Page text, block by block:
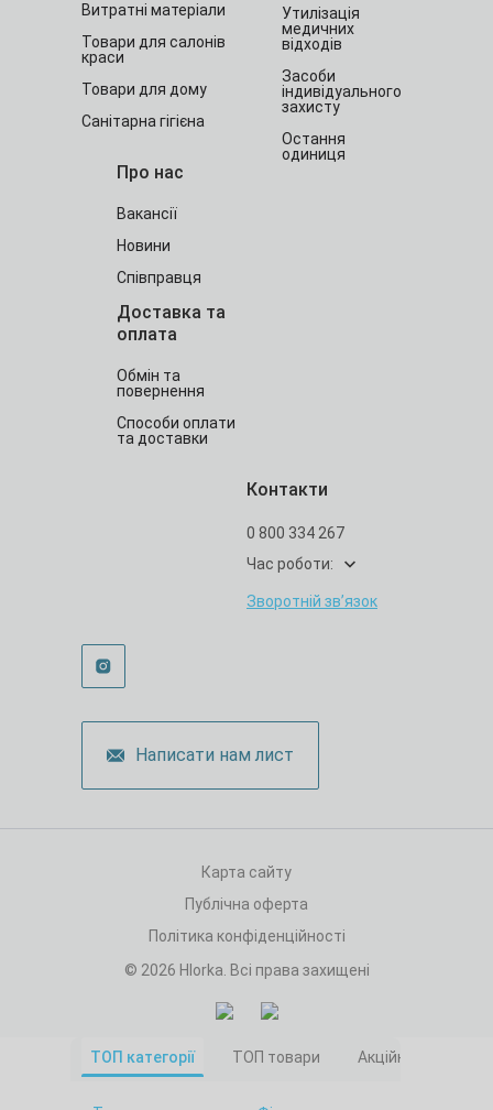
Написати нам лист
Витратні матеріали
Товари для салонів
краси
Товари для дому
Санітарна гігієна
Утилізація
медичних
відходів
Засоби
індивідуального
захисту
Остання
одиниця
Про нас
Вакансії
Новини
Співправця
Доставка та
оплата
Обмін та
повернення
Способи оплати
та доставки
Контакти
0 800 334 267
Час роботи:
Зворотній зв’язок
Карта сайту
Публічна оферта
Політика конфіденційності
© 2026 Hlorka. Всі права захищені
ТОП категорії ТОП товари Акційні товари